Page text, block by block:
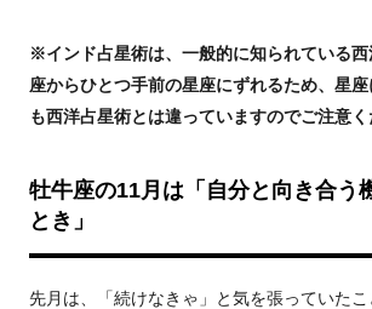
※インド占星術は、一般的に知られている
座からひとつ手前の星座にずれるため、星
も西洋占星術とは違っていますのでご注意く
牡牛座の11月は「自分と向き合う
とき」
先月は、「続けなきゃ」と気を張っていた